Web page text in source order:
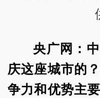
央广网：
庆这座城市的
争力和优势主